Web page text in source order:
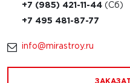
+7 (985) 421-11-44
+7 495 481-87-77
info@mirastroy.ru